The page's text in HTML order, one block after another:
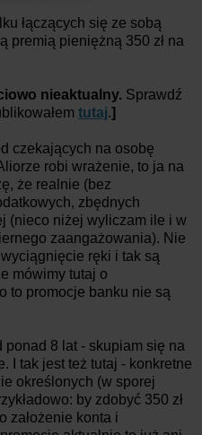
łączących się ze sobą
premią pieniężną 350 zł na
nieaktualny. Sprawdź
tutaj.]
czekających na osobę
robi wrażenie, to ja na
że realnie (bez
zbędnych
(nieco niżej wyliczam ile i w
zaangażowania). Nie
ręki i tak są
mówimy tutaj o
to promocje banku nie są
8 lat - skupiam się na
I tak jest też tutaj - konkretne
określonych (w sporej
by zdobyć 350 zł
założenie konta i